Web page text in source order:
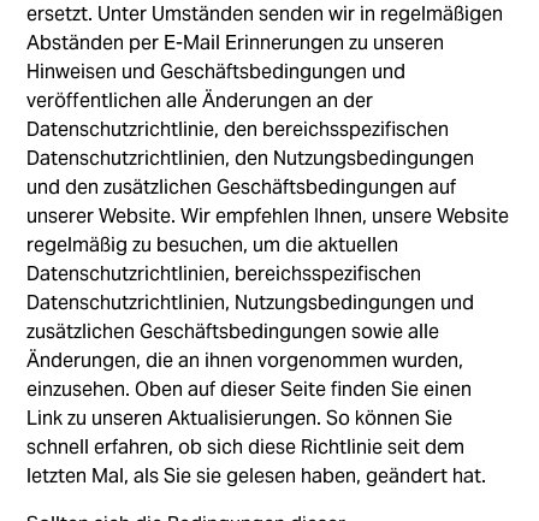
ersetzt. Unter Umständen senden wir in regelmäßigen
Abständen per E-Mail Erinnerungen zu unseren
Hinweisen und Geschäftsbedingungen und
veröffentlichen alle Änderungen an der
Datenschutzrichtlinie, den bereichsspezifischen
Datenschutzrichtlinien, den Nutzungsbedingungen
und den zusätzlichen Geschäftsbedingungen auf
unserer Website. Wir empfehlen Ihnen, unsere Website
regelmäßig zu besuchen, um die aktuellen
Datenschutzrichtlinien, bereichsspezifischen
Datenschutzrichtlinien, Nutzungsbedingungen und
zusätzlichen Geschäftsbedingungen sowie alle
Änderungen, die an ihnen vorgenommen wurden,
einzusehen. Oben auf dieser Seite finden Sie einen
Link zu unseren Aktualisierungen. So können Sie
schnell erfahren, ob sich diese Richtlinie seit dem
letzten Mal, als Sie sie gelesen haben, geändert hat.